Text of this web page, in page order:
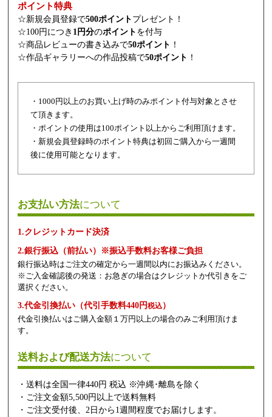
ポイント特典
☆新規会員登録で500ポイント プレゼント！
☆100円につき 1円分のポイント を付与
☆商品レビューの書き込みで50ポイント ！
☆作品ギャラリーへの作品投稿で50ポイント ！
・1000円以上のお買い上げ時のみポイント付与対象とさせ
て頂きます。
・ポイントの使用は100ポイント以上からご利用頂けます。
・新規会員登録時のポイント特典は初回ご購入から一週間
後に使用可能となります。
お支払い方法について
1.クレジットカード決済
2.銀行振込（前払い）※振込手数料お客様ご負担
銀行振込時はご注文の確定から一週間以内にお振込みください。
※ご入金確認後の発送：お急ぎの場合はクレジットか代引きをご
選択ください。
3.代金引換払い（代引手数料440円税込）
代金引換払いはご購入金額１万円以上の場合のみご利用頂けま
す。
送料および配送方法について
・送料は全国一律440円 税込 ※沖縄･離島を除く
・ご注文金額5,500円以上で送料無料
・ご注文受付後、2日から1週間程度でお届けします。